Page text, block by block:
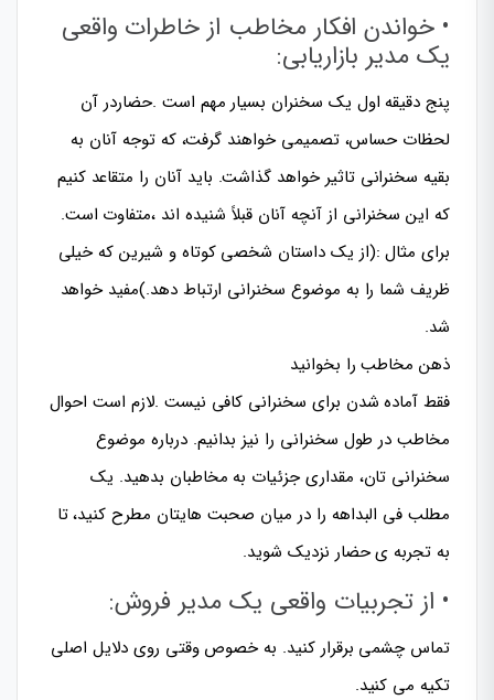
• خواندن افکار مخاطب از خاطرات واقعی
یک مدیر بازاریابی:
پنج دقیقه اول یک سخنران بسیار مهم است .حضاردر آن
لحظات حساس، تصمیمی خواهند گرفت، که توجه آنان به
بقیه سخنرانی تاثیر خواهد گذاشت. باید آنان را متقاعد کنیم
که این سخنرانی از آنچه آنان قبلاً شنیده اند ،متفاوت است.
برای مثال :(از یک داستان شخصی کوتاه و شیرین که خیلی
ظریف شما را به موضوع سخنرانی ارتباط دهد.)مفید خواهد
شد.
ذهن مخاطب را بخوانید
فقط آماده شدن برای سخنرانی کافی نیست .لازم است احوال
مخاطب در طول سخنرانی را نیز بدانیم. درباره موضوع
سخنرانی تان، مقداری جزئیات به مخاطبان بدهید. یک
مطلب فی البداهه را در میان صحبت هایتان مطرح کنید، تا
به تجربه ی حضار نزدیک شوید.
• از تجربیات واقعی یک مدیر فروش:
تماس چشمی برقرار کنید. به خصوص وقتی روی دلایل اصلی
تکیه می کنید.